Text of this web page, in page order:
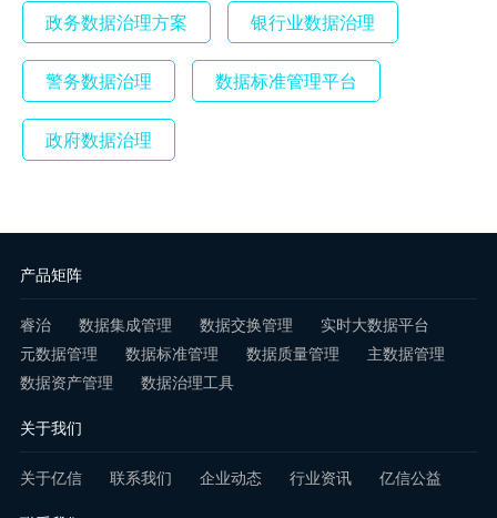
政务数据治理方案 银行业数据治理
警务数据治理 数据标准管理平台
政府数据治理
产品矩阵
睿治 数据集成管理 数据交换管理
实时大数据平台
元数据管理
数据标准管理 数据质量管理
主数据管理
数据资产管理
数据治理工具
关于我们
关于亿信 联系我们 企业动态 行业资讯 亿信公益